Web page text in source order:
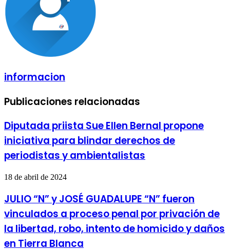
informacion
Publicaciones relacionadas
Diputada priista Sue Ellen Bernal propone
iniciativa para blindar derechos de
periodistas y ambientalistas
18 de abril de 2024
JULIO “N” y JOSÉ GUADALUPE “N” fueron
vinculados a proceso penal por privación de
la libertad, robo, intento de homicido y daños
en Tierra Blanca